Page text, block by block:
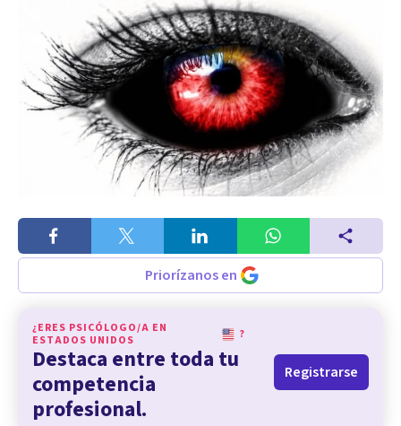
Priorízanos en
¿ERES PSICÓLOGO/A EN
ESTADOS UNIDOS
?
Destaca entre toda tu
competencia
profesional.
Registrarse